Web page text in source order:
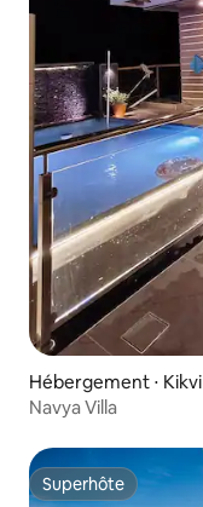
Hébergement ⋅ Kikvi
Navya Villa
Superhôte
Superhôte